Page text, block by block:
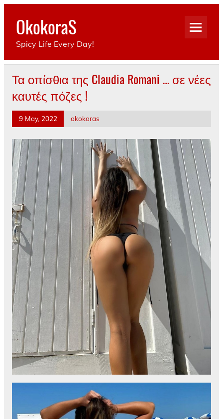
Skip
contentOkokoraS
Spicy Life Every Day!
Τα οπίσθια της Claudia Romani … σε νέες
καυτές πόζες !
9 May, 2022 okokoras